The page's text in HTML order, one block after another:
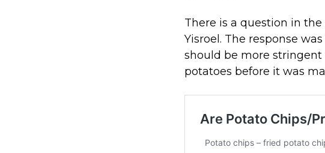
There is a question in
Yisroel. The response
should be more
potatoes before it was